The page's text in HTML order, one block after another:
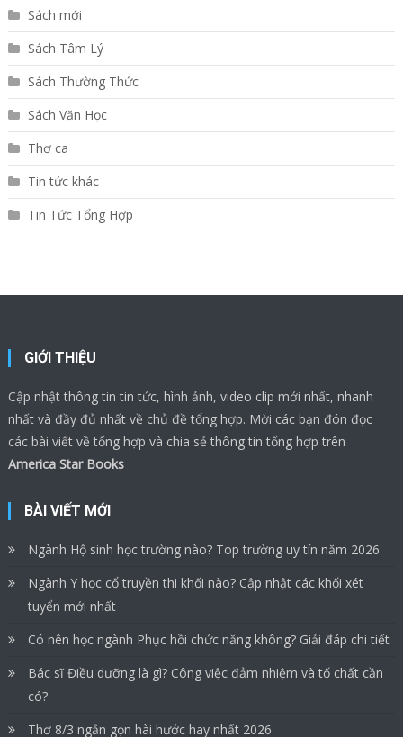
Sách mới
Sách Tâm Lý
Sách Thường Thức
Sách Văn Học
Thơ ca
Tin tức khác
Tin Tức Tổng Hợp
GIỚI THIỆU
Cập nhật thông tin tin tức, hình ảnh, video clip mới nhất, nhanh
nhất và đầy đủ nhất về chủ đề tổng hợp. Mời các bạn đón đọc
các bài viết về tổng hợp và chia sẻ thông tin tổng hợp trên
America Star Books
BÀI VIẾT MỚI
Ngành Hộ sinh học trường nào? Top trường uy tín năm 2026
Ngành Y học cổ truyền thi khối nào? Cập nhật các khối xét
tuyển mới nhất
Có nên học ngành Phục hồi chức năng không? Giải đáp chi tiết
Bác sĩ Điều dưỡng là gì? Công việc đảm nhiệm và tố chất cần
có?
Thơ 8/3 ngắn gọn hài hước hay nhất 2026